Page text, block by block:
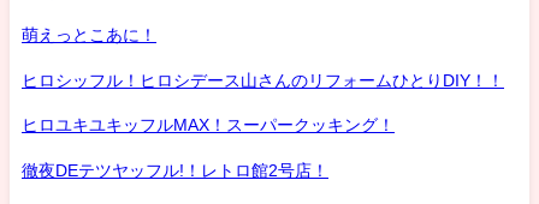
萌えっとこあに！
ヒロシッフル！ヒロシデース山さんのリフォームひとりDIY！！
ヒロユキユキッフルMAX！スーパークッキング！
徹夜DEテツヤッフル!！レトロ館2号店！